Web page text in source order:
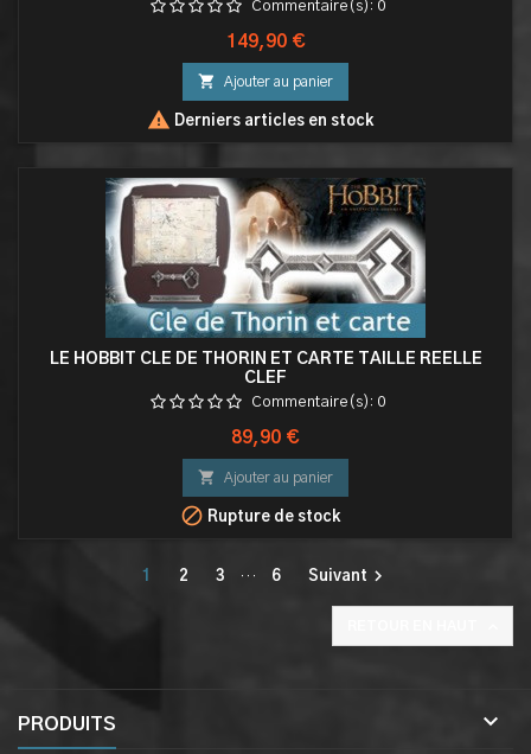
Commentaire(s): 0
Prix
149,90 €
 Ajouter au panier
 Derniers articles en stock
LE HOBBIT CLE DE THORIN ET CARTE TAILLE REELLE
CLEF
Commentaire(s): 0
Prix
89,90 €
 Ajouter au panier
 Rupture de stock
1 2 3 … 6 Suivant 
PRODUITS 